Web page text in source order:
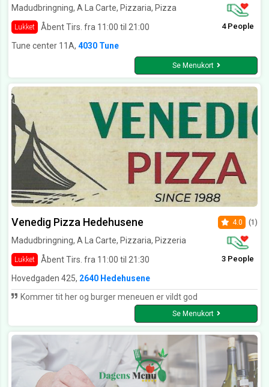
Madudbringning, A La Carte, Pizzaria, Pizza
Lukket Åbent Tirs. fra 11:00 til 21:00 4 People
Tune center 11A, 4030 Tune
Se Menukort
Venedig Pizza Hedehusene
Madudbringning, A La Carte, Pizzaria, Pizzeria
Lukket Åbent Tirs. fra 11:00 til 21:30
4.0 (1)
3 People
Hovedgaden 425, 2640 Hedehusene
Kommer tit her og burger meneuen er vildt god
Se Menukort